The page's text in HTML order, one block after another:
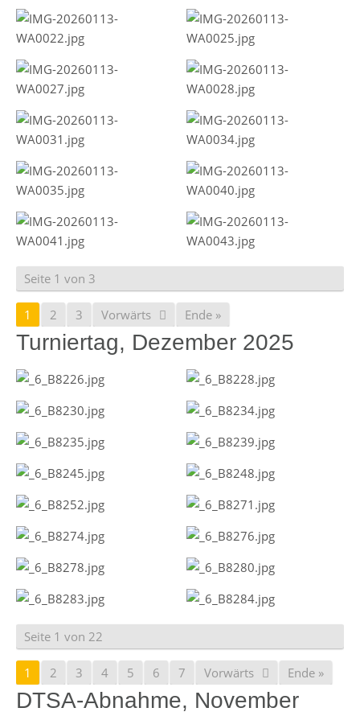
Seite 1 von 3
1 2 3 Vorwärts Ende »
Turniertag, Dezember 2025
Seite 1 von 22
1 2 3 4 5 6 7 Vorwärts Ende »
DTSA-Abnahme, November